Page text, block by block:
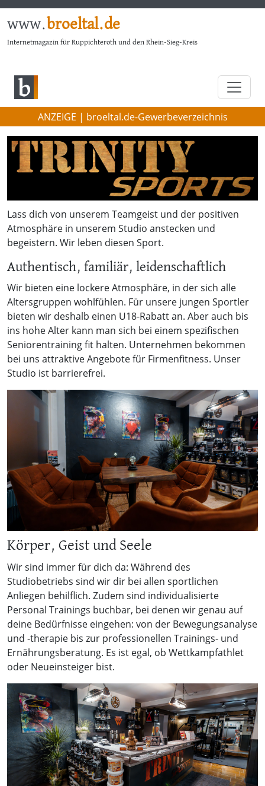
www.broeltal.de
Internetmagazin für Ruppichteroth und den Rhein-Sieg-Kreis
ANZEIGE | broeltal.de-Gewerbeverzeichnis
Lass dich von unserem Teamgeist und der positiven
Atmosphäre in unserem Studio anstecken und
begeistern. Wir leben diesen Sport.
Authentisch, familiär, leidenschaftlich
Wir bieten eine lockere Atmosphäre, in der sich alle
Altersgruppen wohlfühlen. Für unsere jungen Sportler
bieten wir deshalb einen U18-Rabatt an. Aber auch bis
ins hohe Alter kann man sich bei einem spezifischen
Seniorentraining fit halten. Unternehmen bekommen
bei uns attraktive Angebote für Firmenfitness. Unser
Studio ist barrierefrei.
Körper, Geist und Seele
Wir sind immer für dich da: Während des
Studiobetriebs sind wir dir bei allen sportlichen
Anliegen behilflich. Zudem sind individualisierte
Personal Trainings buchbar, bei denen wir genau auf
deine Bedürfnisse eingehen: von der Bewegungsanalyse
und -therapie bis zur professionellen Trainings- und
Ernährungsberatung. Es ist egal, ob Wettkampfathlet
oder Neueinsteiger bist.